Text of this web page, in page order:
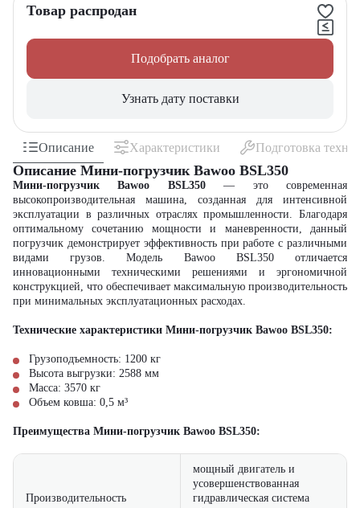
Товар распродан
Подобрать аналог
Узнать дату поставки
Описание Характеристики Подготовка
Описание Мини-погрузчик Bawoo BSL350
Мини-погрузчик Bawoo BSL350— это современная
высокопроизводительная машина, созданная для интенсивной
эксплуатации в различных отраслях промышленности. Благодаря
оптимальному сочетанию мощности и маневренности, данный
погрузчик демонстрирует эффективность при работе с различными
видами грузов. Модель Bawoo BSL350 отличается
инновационными техническими решениями и эргономичной
конструкцией, что обеспечивает максимальную производительность
при минимальных эксплуатационных расходах.
Технические характеристики Мини-погрузчик Bawoo BSL350:
Грузоподъемность: 1200 кг
Высота выгрузки: 2588 мм
Масса: 3570 кг
Объем ковша: 0,5 м³
Преимущества Мини-погрузчик Bawoo BSL350:
Производительность
мощный двигатель и
усовершенствованная
гидравлическая система